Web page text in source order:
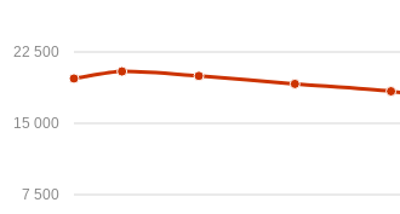
7 500
15 000
22 500